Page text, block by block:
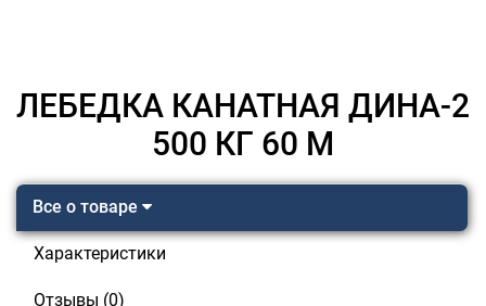
ЛЕБЕДКА КАНАТНАЯ ДИНА-2
500 КГ 60 М
Все о товаре
Характеристики
Отзывы (0)